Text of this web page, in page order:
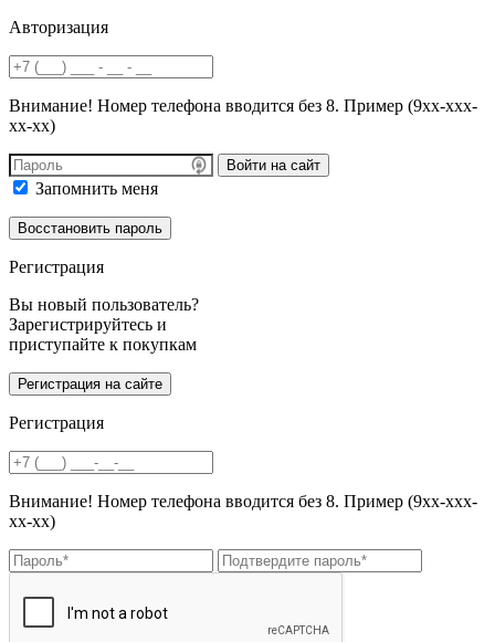
Авторизация
Внимание! Номер телефона вводится без 8. Пример (9хх-ххх-
хх-хх)
Войти на сайт
Запомнить меня
Регистрация
Вы новый пользователь?
Зарегистрируйтесь и
приступайте к покупкам
Регистрация
Внимание! Номер телефона вводится без 8. Пример (9хх-ххх-
хх-хх)